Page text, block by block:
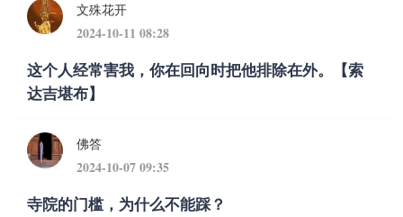
文殊花开
2024-10-11 08:28
这个人经常害我，你在回向时把他排除在外。【索
达吉堪布】
佛答
2024-10-07 09:35
寺院的门槛，为什么不能踩？